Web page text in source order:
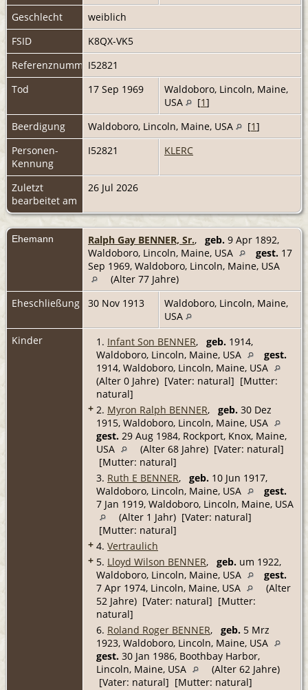
Geschlecht
weiblich
FSID
K8QX-VK5
ReferenznummerI52821
Tod
17 Sep 1969
Waldoboro, Lincoln, Maine,
USA
[1]
Beerdigung
Waldoboro, Lincoln, Maine, USA [1]
Personen-
Kennung
I52821 KLERC
Zuletzt
bearbeitet am
26 Jul 2026
Ehemann Ralph Gay BENNER, Sr., geb. 9 Apr 1892,
Waldoboro, Lincoln, Maine, USA
gest. 17
Sep 1969, Waldoboro, Lincoln, Maine, USA
(Alter 77 Jahre)
Eheschließung
30 Nov 1913
Waldoboro, Lincoln, Maine,
USA
Kinder
1. Infant Son BENNER, geb. 1914,
Waldoboro, Lincoln, Maine, USA
gest.
1914, Waldoboro, Lincoln, Maine, USA
(Alter 0 Jahre) [Vater: natural] [Mutter:
natural]
+ 2. Myron Ralph BENNER, geb. 30 Dez
1915, Waldoboro, Lincoln, Maine, USA
gest. 29 Aug 1984, Rockport, Knox, Maine,
USA
(Alter 68 Jahre) [Vater: natural]
[Mutter: natural]
3. Ruth E BENNER, geb. 10 Jun 1917,
Waldoboro, Lincoln, Maine, USA
gest.
7 Jan 1919, Waldoboro, Lincoln, Maine, USA
(Alter 1 Jahr) [Vater: natural]
[Mutter: natural]
+ 4. Vertraulich
+ 5. Lloyd Wilson BENNER, geb. um 1922,
Waldoboro, Lincoln, Maine, USA
gest.
7 Apr 1974, Lincoln, Maine, USA
(Alter
52 Jahre) [Vater: natural] [Mutter:
natural]
6. Roland Roger BENNER, geb. 5 Mrz
1923, Waldoboro, Lincoln, Maine, USA
gest. 30 Jan 1986, Boothbay Harbor,
Lincoln, Maine, USA
(Alter 62 Jahre)
[Vater: natural] [Mutter: natural]